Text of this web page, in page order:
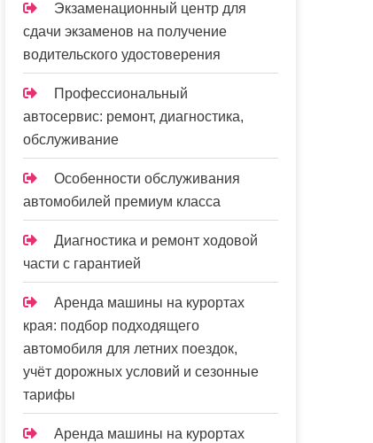
Экзаменационный центр для
сдачи экзаменов на получение
водительского удостоверения
Профессиональный
автосервис: ремонт, диагностика,
обслуживание
Особенности обслуживания
автомобилей премиум класса
Диагностика и ремонт ходовой
части с гарантией
Аренда машины на курортах
края: подбор подходящего
автомобиля для летних поездок,
учёт дорожных условий и сезонные
тарифы
Аренда машины на курортах